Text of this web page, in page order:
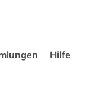
Hilfe